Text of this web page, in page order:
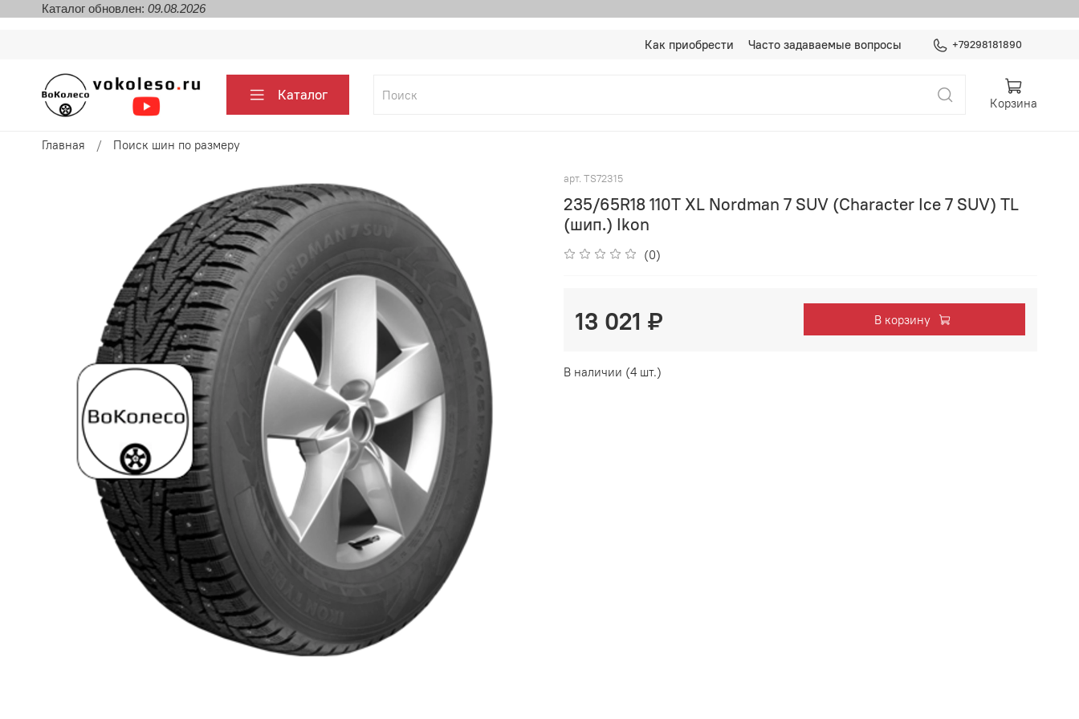
Каталог обновлен: 09.08.2026
Как приобрести Часто задаваемые вопросы +79298181890
Каталог Корзина
Главная Поиск шин по размеру
арт. TS72315
235/65R18 110T XL Nordman 7 SUV (Character Ice 7 SUV) TL
(шип.) Ikon
(0)
13 021 ₽ В корзину
В наличии (4 шт.)